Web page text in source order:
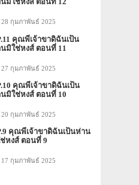
28 กุมภาพันธ์ 2025
คุณพี่เจ้าขาดิฉันเป็น
มิใช่หงส์ ตอนที่ 11
27 กุมภาพันธ์ 2025
คุณพี่เจ้าขาดิฉันเป็น
มิใช่หงส์ ตอนที่ 10
20 กุมภาพันธ์ 2025
คุณพี่เจ้าขาดิฉันเป็นห่าน
หงส์ ตอนที่ 9
17 กุมภาพันธ์ 2025